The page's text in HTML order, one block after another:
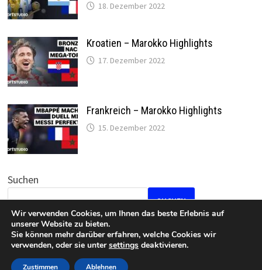
18. Dezember 2022
Kroatien – Marokko Highlights
17. Dezember 2022
Frankreich – Marokko Highlights
15. Dezember 2022
Suchen
SUCHEN
Wir verwenden Cookies, um Ihnen das beste Erlebnis auf
unserer Website zu bieten.
Sie können mehr darüber erfahren, welche Cookies wir
verwenden, oder sie untersettings deaktivieren.
Zustimmen Ablehnen